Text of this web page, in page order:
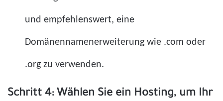
und empfehlenswert, eine
Domänennamenerweiterung wie .com oder
.org zu verwenden.
Schritt 4: Wählen Sie ein Hosting, um Ihr